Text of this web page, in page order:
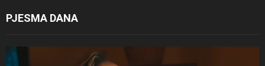
PJESMA DANA